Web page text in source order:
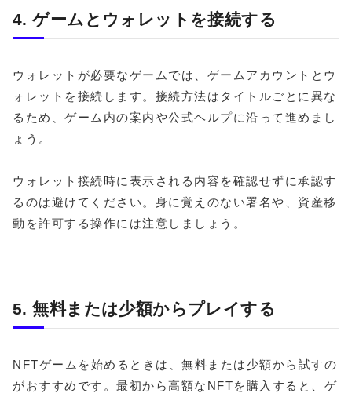
4. ゲームとウォレットを接続する
ウォレットが必要なゲームでは、ゲームアカウントとウ
ォレットを接続します。接続方法はタイトルごとに異な
るため、ゲーム内の案内や公式ヘルプに沿って進めまし
ょう。
ウォレット接続時に表示される内容を確認せずに承認す
るのは避けてください。身に覚えのない署名や、資産移
動を許可する操作には注意しましょう。
5. 無料または少額からプレイする
NFTゲームを始めるときは、無料または少額から試すの
がおすすめです。最初から高額なNFTを購入すると、ゲ